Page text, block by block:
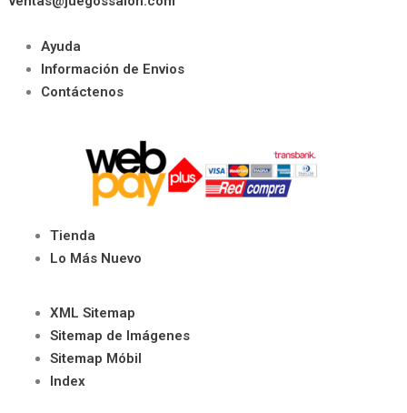
Ayuda
Información de Envios
Contáctenos
Tienda
Lo Más Nuevo
XML Sitemap
Sitemap de Imágenes
Sitemap Móbil
Index